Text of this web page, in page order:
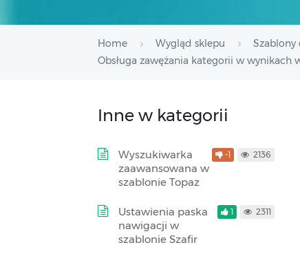
Home Wygląd sklepu Szablony
Obsługa zawężania kategorii w wynikach
Inne w kategorii
Wyszukiwarka
zaawansowana w
szablonie Topaz
-1 2136
Ustawienia paska
nawigacji w
szablonie Szafir
1 2311